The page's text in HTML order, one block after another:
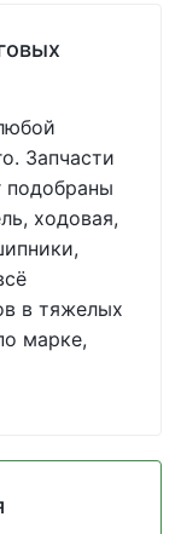
Запчасти
подобраны
ходовая,
в тяжелых
марке,